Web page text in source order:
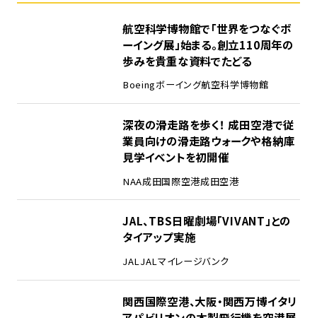
航空科学博物館で「世界をつなぐボ
ーイング展」始まる。創立110周年の
歩みを貴重な資料でたどる
Boeingボーイング航空科学博物館
深夜の滑走路を歩く！ 成田空港で従
業員向けの滑走路ウォークや格納庫
見学イベントを初開催
NAA成田国際空港成田空港
JAL、TBS日曜劇場「VIVANT」との
タイアップ実施
JALJALマイレージバンク
関西国際空港、大阪・関西万博イタリ